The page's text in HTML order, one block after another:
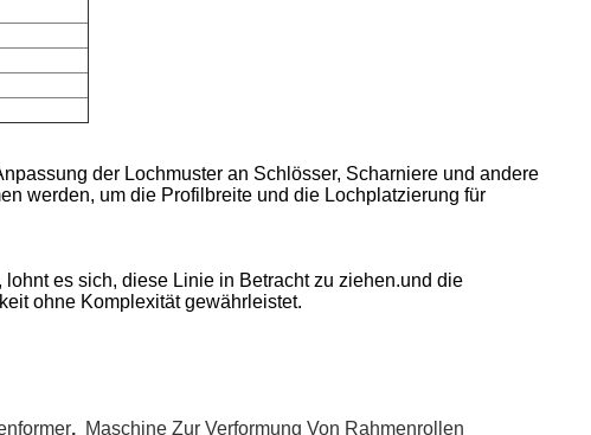
der Lochmuster an Schlösser, Scharniere und andere
werden, um die Profilbreite und die Lochplatzierung für
es sich, diese Linie in Betracht zu ziehen.und die
ohne Komplexität gewährleistet.
, Maschine Zur Verformung Von Rahmenrollen